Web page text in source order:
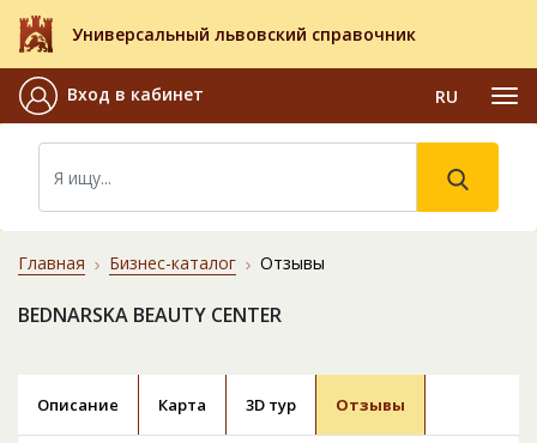
Универсальный львовский справочник
Вход в кабинет RU
Главная Бизнес-каталог Отзывы
BEDNARSKA BEAUTY CENTER
Описание Карта 3D тур Отзывы